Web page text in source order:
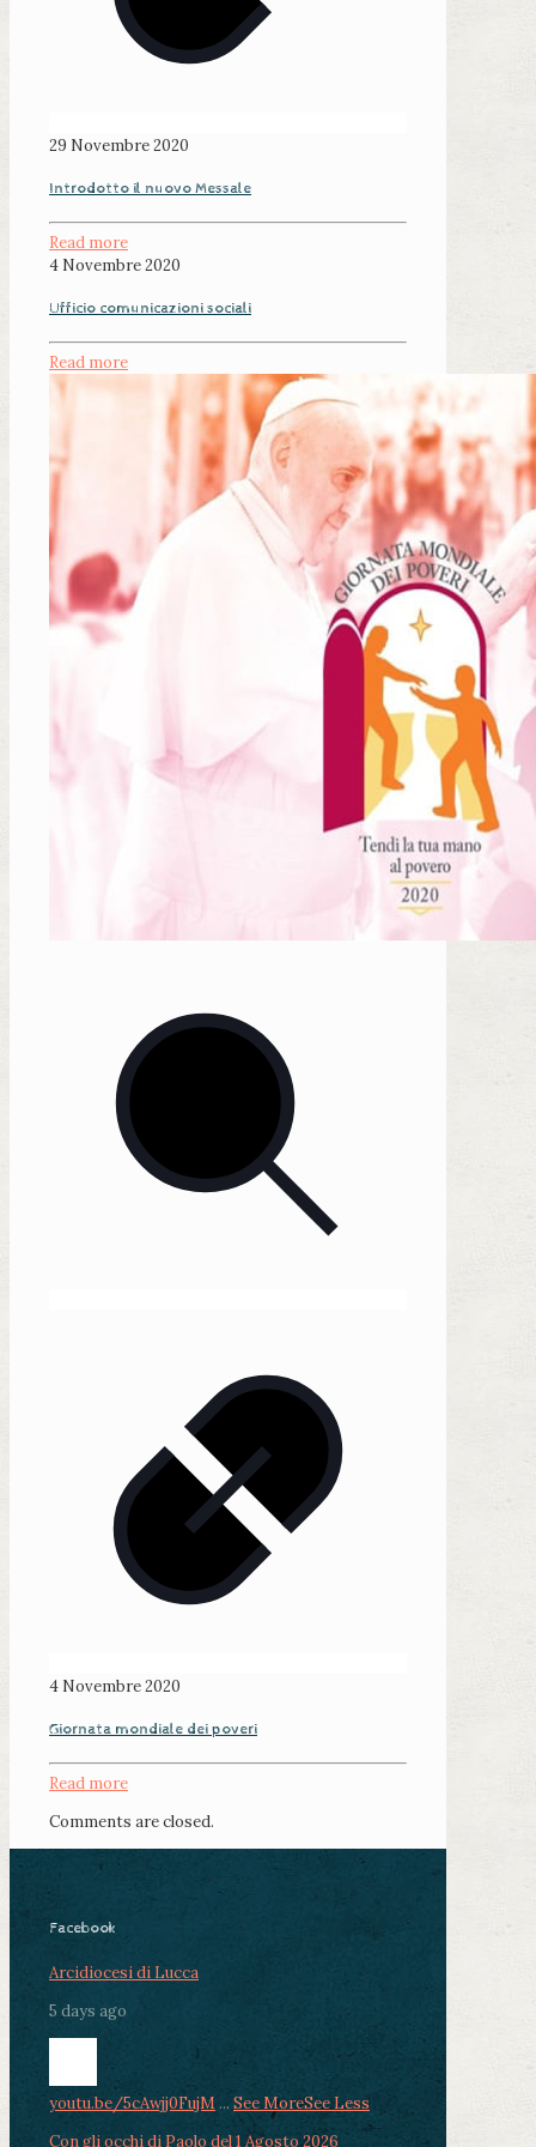
29 Novembre 2020
Introdotto il nuovo Messale
Read more
4 Novembre 2020
Ufficio comunicazioni sociali
Read more
4 Novembre 2020
Giornata mondiale dei poveri
Read more
Comments are closed.
Facebook
Arcidiocesi di Lucca
5 days ago
youtu.be/5cAwjj0FujM ... See MoreSee Less
Con gli occhi di Paolo del 1 Agosto 2026